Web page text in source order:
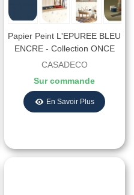
Papier Peint L'EPUREE BLEU
ENCRE - Collection ONCE
UPON A TIME 2 -
OUTD200426666
CASADECO
Sur commande
En Savoir Plus